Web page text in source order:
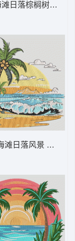
DST格
季假
日落棕榈树 热带
滩日落风景 热带